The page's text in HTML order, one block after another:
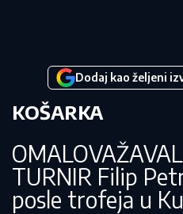
Dodaj kao željeni
KOŠARKA
TURNIR Filip
posle trofeja u